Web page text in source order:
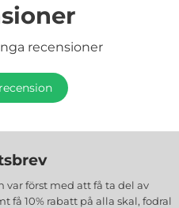
recensioner
var först med att få ta del av
få 10% rabatt på alla skal, fodral